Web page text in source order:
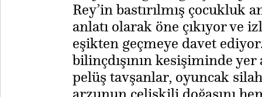
Rey’in bastırılmış çocukluk
anlatı olarak öne çıkıyor ve
eşikten geçmeye davet
bilinçdışının kesişiminde
pelüş tavşanlar, oyuncak